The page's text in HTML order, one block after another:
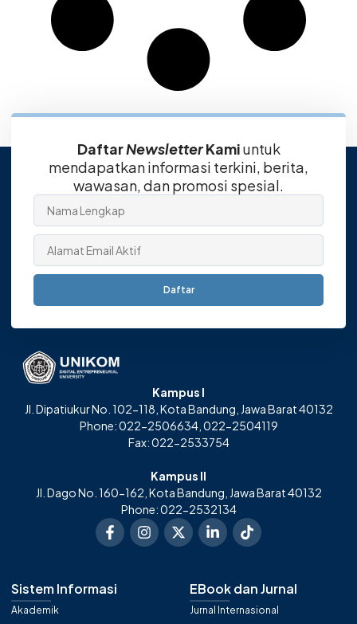
DaftarNewsletterKamiuntuk
mendapatkan informasi terkini, berita,
wawasan, dan promosi spesial.
Daftar
Kampus I
Jl. Dipatiukur No. 102-118, Kota Bandung, Jawa Barat 40132
Phone: 022-2506634, 022-2504119
Fax: 022-2533754
Kampus II
Jl. Dago No. 160-162, Kota Bandung, Jawa Barat 40132
Phone: 022-2532134
Sistem Informasi
Akademik
EBook dan Jurnal
Jurnal Internasional